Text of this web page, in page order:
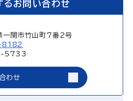
るお問い合わせ
関市竹山町7番2号
5733
わせ